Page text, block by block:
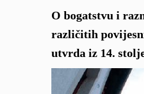
O bogatstvu i
različitih
utvrda iz 14.